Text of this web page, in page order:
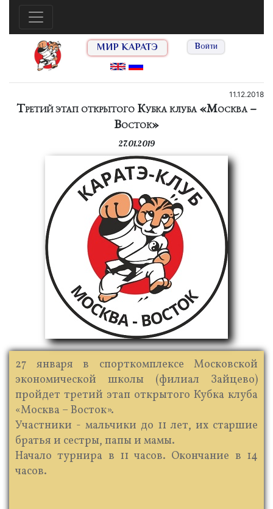
МИР КАРАТЭ Войти
11.12.2018
Третий этап открытого Кубка клуба «Москва –
Восток»
27.01.2019
27 января в спорткомплексе Московской
экономической школы (филиал Зайцево)
пройдет третий этап открытого Кубка клуба
«Москва – Восток».
Участники - мальчики до 11 лет, их старшие
братья и сестры, папы и мамы.
Начало турнира в 11 часов. Окончание в 14
часов.